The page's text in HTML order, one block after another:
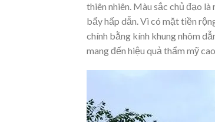
thiên nhiên. Màu sắc chủ đạo
bẩy hấp dẫn. Vì có mặt tiền
chính bằng kính khung nhôm
mang đến hiệu quả thẩm mỹ